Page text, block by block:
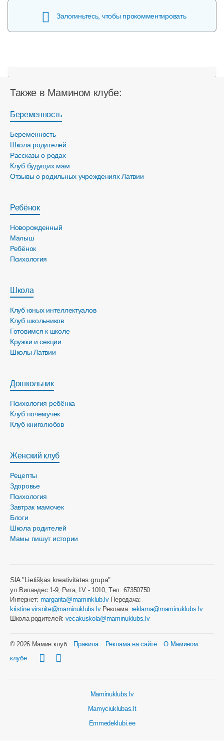
Залогиньтесь, чтобы прокомментировать
Также в Мамином клубе:
Беременность
Беременность
Школа родителей
Рассказы о родах
Клуб будущих мам
Отзывы о родильных учреждениях Латвии
Ребёнок
Новорожденный
Малыш
Ребёнок
Психология
Школа
Клуб юных интеллектуалов
Клуб школьников
Готовимся к школе
Кружки и секции
Школы Латвии
Дошкольник
Психология ребёнка
Клуб почемучек
Клуб книголюбов
Женский клуб
Рецепты
Здоровье
Психология
Завтрак мамочек
Блоги
Школа родителей
Мамы пишут истории
SIA "Lietišķās kreativitātes grupa"
ул.Виландес 1-9, Рига, LV - 1010, Tел. 67350750
Интернет: margarita@maminklub.lvПередача:
kristine.virsnite@maminuklubs.lvРеклама: reklama@maminuklubs.lv
Школа родителей: vecakuskola@maminuklubs.lv
© 2026 Мамин клуб Правила Реклама на сайте
О Мамином
клубе
Maminuklubs.lv
Mamyciuklubas.lt
Emmedeklubi.ee